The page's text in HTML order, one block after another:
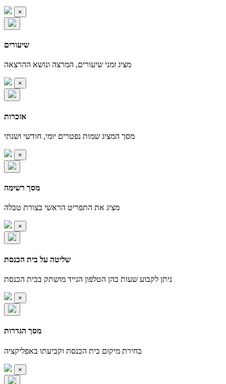
×
שיעורים
מציג זמני שיעורים, המרצה ונושא ההרצאה
×
אזכרות
מסך המציג שמות נפטרים יומי, חודשי ושנתי
×
מסך רשימה
מציג את התפריט הראשי בצורת טבלה
×
שליטה על בית הכנסת
ניתן לקבוע שעות בהן הטלפון הנייד מושתק בבית הכנסת
×
מסך הגדרות
בחירת מיקום בית הכנסת וקביעתו באפליקציה
×